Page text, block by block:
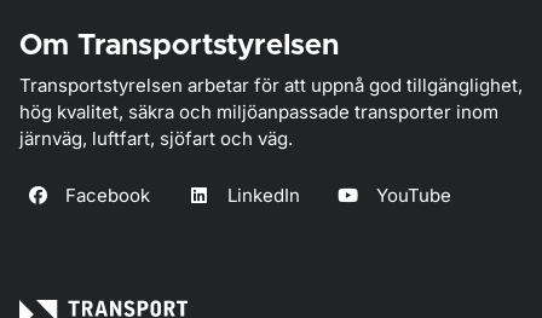
Om Transportstyrelsen
Transportstyrelsen arbetar för att uppnå god tillgänglighet,
hög kvalitet, säkra och miljöanpassade transporter inom
järnväg, luftfart, sjöfart och väg.
Facebook LinkedIn YouTube